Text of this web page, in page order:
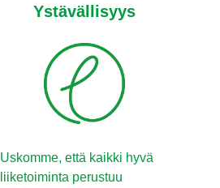
Ystävällisyys
Uskomme, että kaikki hyvä
liiketoiminta perustuu